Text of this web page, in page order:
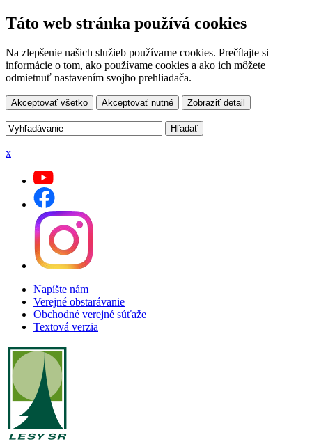
Táto web stránka používá cookies
Na zlepšenie našich služieb používame cookies. Prečítajte si
informácie o tom, ako používame cookies a ako ich môžete
odmietnuť nastavením svojho prehliadača.
Akceptovať všetko Akceptovať nutné Zobraziť detail
x
Napíšte nám
Verejné obstarávanie
Obchodné verejné súťaže
Textová verzia